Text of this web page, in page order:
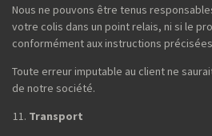
Nous ne pouvons être tenus
votre colis dans un point relais, ni si le
conformément aux instructions
Toute erreur imputable au client ne
de notre société.
Transport